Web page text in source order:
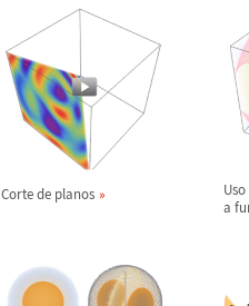
Corte de planos
a